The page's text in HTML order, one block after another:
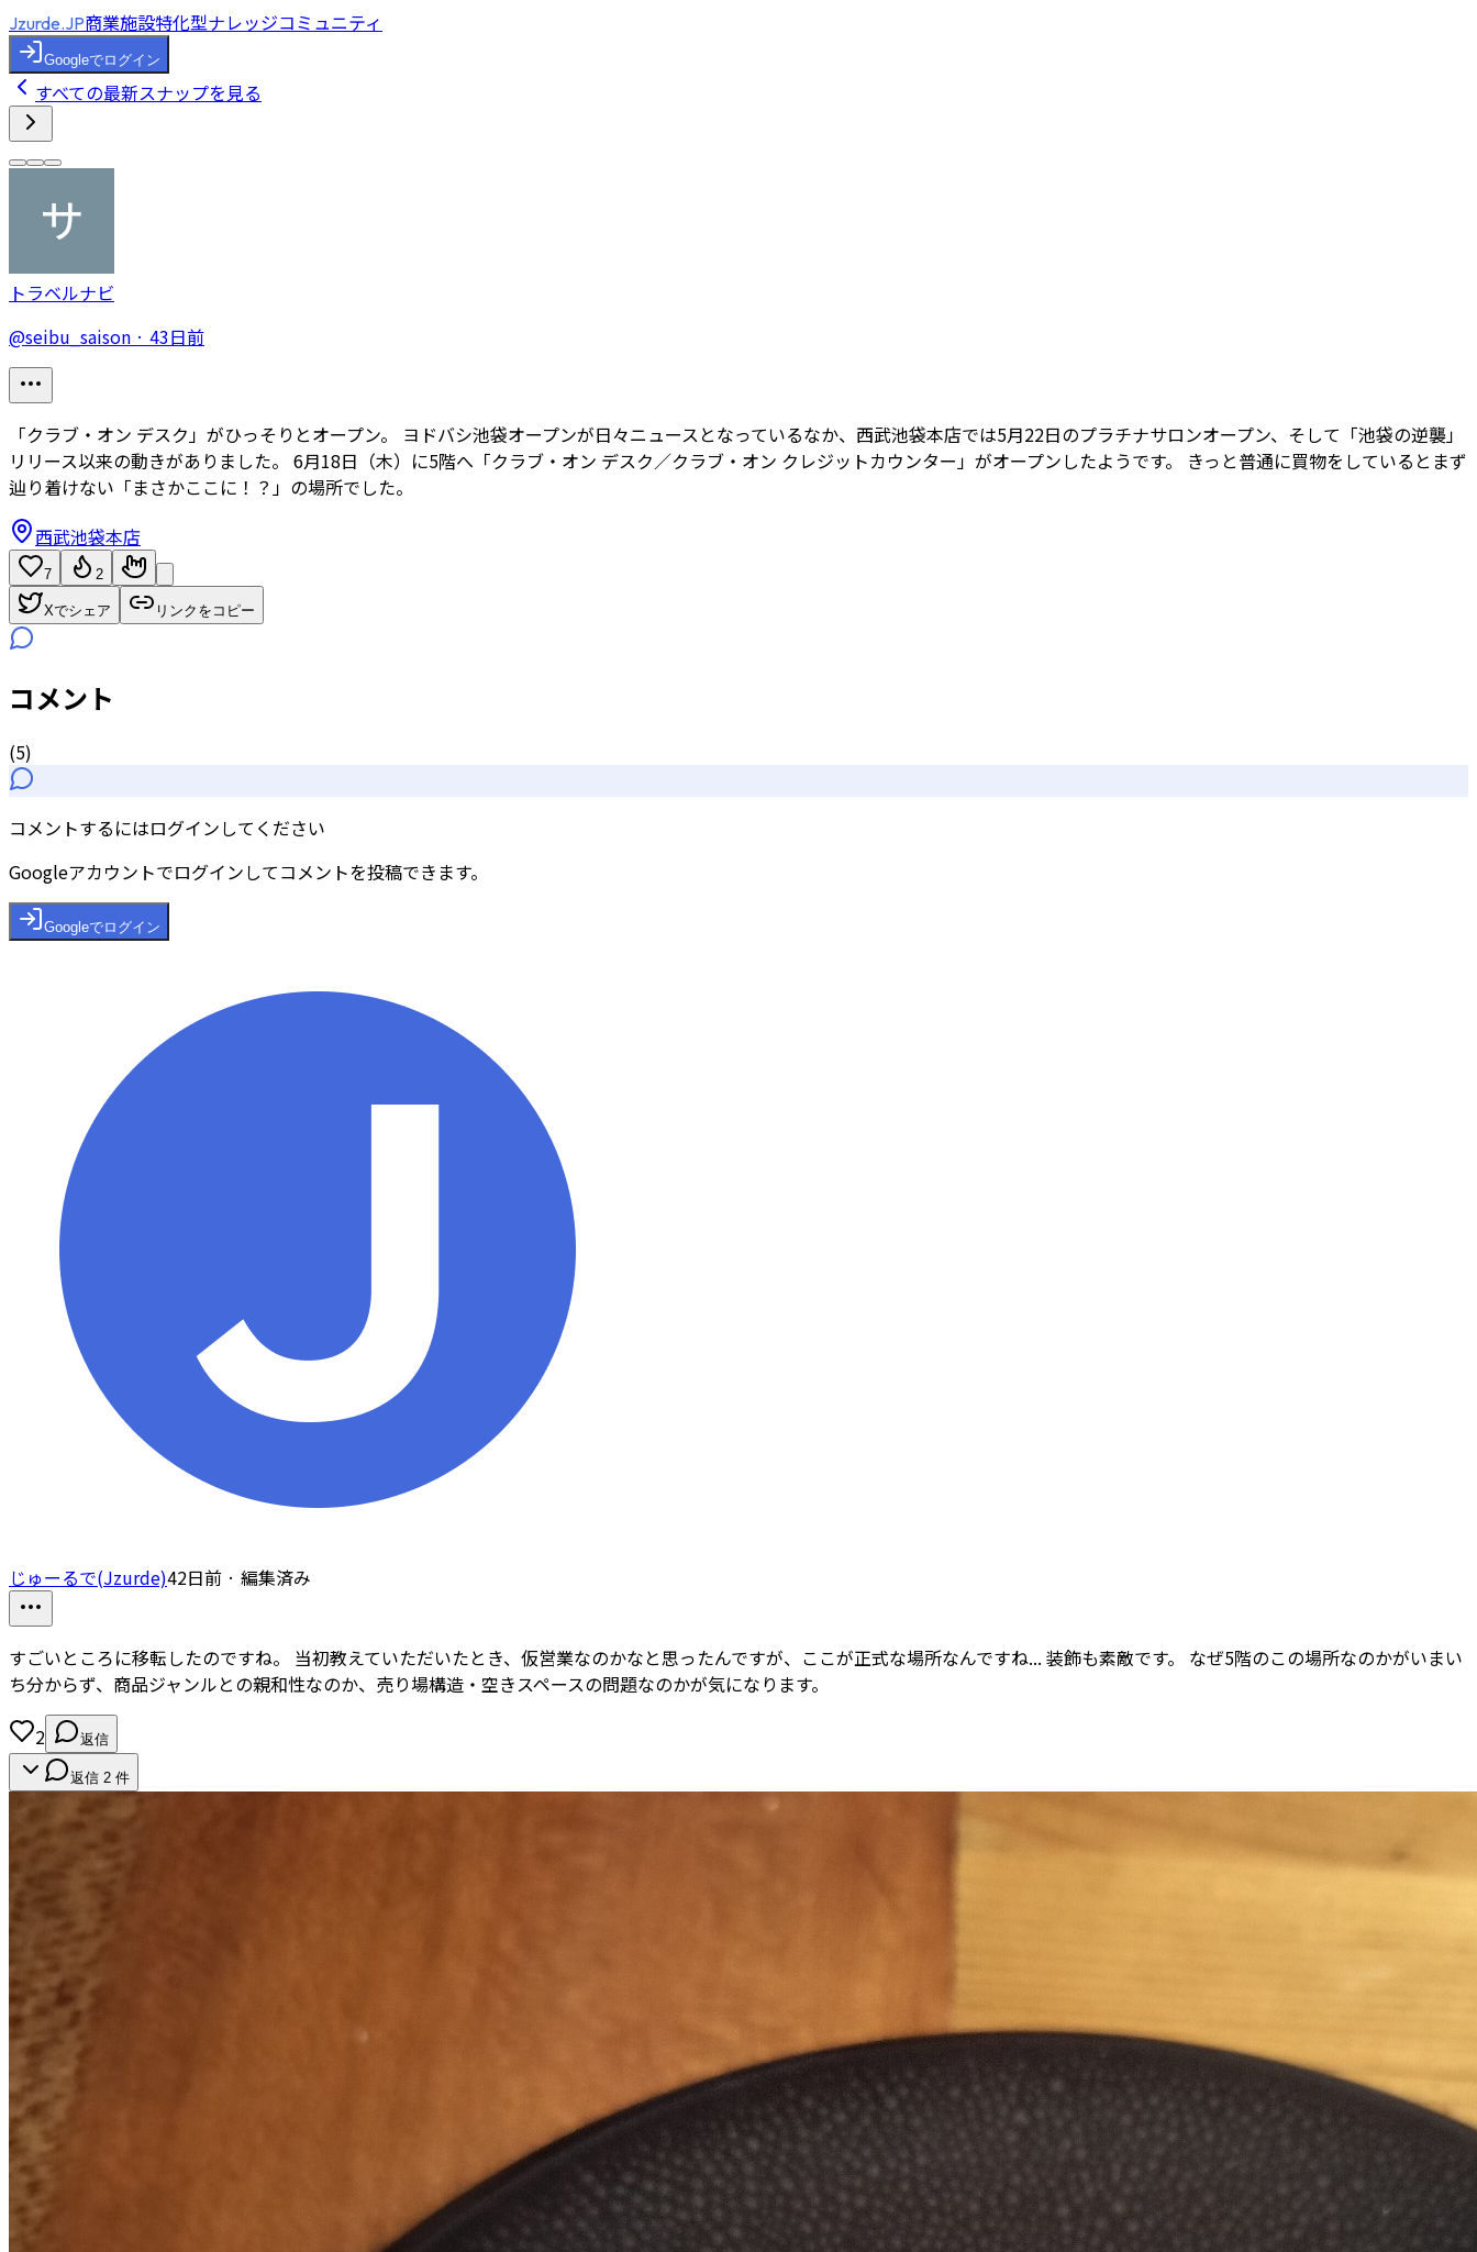
Jzurde.JP商業施設特化型ナレッジコミュニティ
Googleでログイン
すべての最新スナップを見る
トラベルナビ
@seibu_saison · 43日前
「クラブ・オン デスク」がひっそりとオープン。 ヨドバシ池袋オープンが日々ニュースとなっているなか、西武池袋本店では5月22日のプラチナサロンオープン、そして「池袋の逆襲」
リリース以来の動きがありました。 6月18日（木）に5階へ「クラブ・オン デスク／クラブ・オン クレジットカウンター」がオープンしたようです。 きっと普通に買物をしているとまず
辿り着けない「まさかここに！？」の場所でした。
西武池袋本店
7 2
Xでシェア リンクをコピー
コメント
(5)
コメントするにはログインしてください
Googleアカウントでログインしてコメントを投稿できます。
Googleでログイン
じゅーるで(Jzurde)42日前 · 編集済み
すごいところに移転したのですね。 当初教えていただいたとき、仮営業なのかなと思ったんですが、ここが正式な場所なんですね... 装飾も素敵です。 なぜ5階のこの場所なのかがいまい
ち分からず、商品ジャンルとの親和性なのか、売り場構造・空きスペースの問題なのかが気になります。
2
返信
返信 2 件